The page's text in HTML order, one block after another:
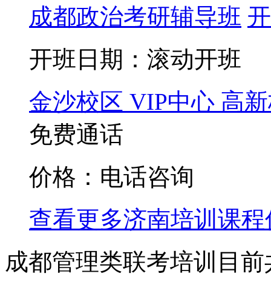
成都政治考研辅导班
开班日期：滚动开班
金沙校区 VIP中心 高
免费通话
价格：电话咨询
查看更多济南培训课程
成都管理类联考培训目